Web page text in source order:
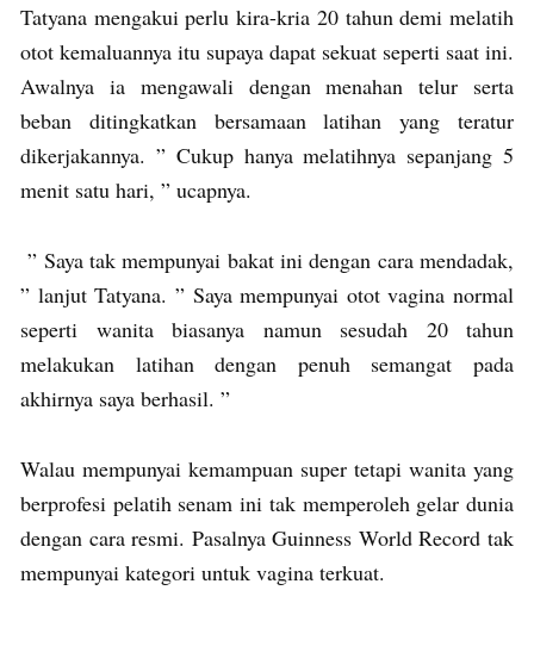
Tatyana mengakui perlu kira-kria 20 tahun demi melatih
otot kemaluannya itu supaya dapat sekuat seperti saat ini.
Awalnya ia mengawali dengan menahan telur serta
beban ditingkatkan bersamaan latihan yang teratur
dikerjakannya. ” Cukup hanya melatihnya sepanjang 5
menit satu hari, ” ucapnya.
” Saya tak mempunyai bakat ini dengan cara mendadak,
” lanjut Tatyana. ” Saya mempunyai otot vagina normal
seperti wanita biasanya namun sesudah 20 tahun
melakukan latihan dengan penuh semangat pada
akhirnya saya berhasil. ”
Walau mempunyai kemampuan super tetapi wanita yang
berprofesi pelatih senam ini tak memperoleh gelar dunia
dengan cara resmi. Pasalnya Guinness World Record tak
mempunyai kategori untuk vagina terkuat.